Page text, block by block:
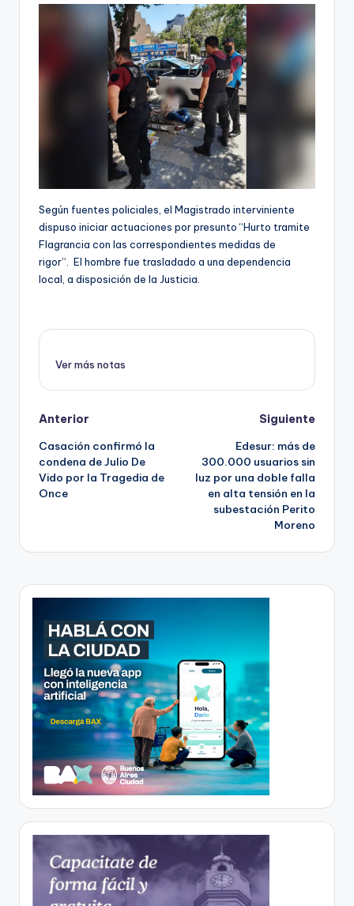
Según fuentes policiales, el Magistrado interviniente
dispuso iniciar actuaciones por presunto “Hurto tramite
Flagrancia con las correspondientes medidas de
rigor”. El hombre fue trasladado a una dependencia
local, a disposición de la Justicia.
Ver más notas
Post
navigation
Anterior
Casación confirmó la
condena de Julio De
Vido por la Tragedia de
Once
Siguiente
Edesur: más de
300.000 usuarios sin
luz por una doble falla
en alta tensión en la
subestación Perito
Moreno